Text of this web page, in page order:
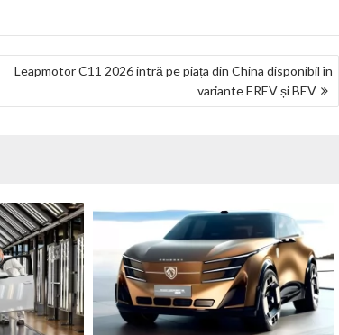
Leapmotor C11 2026 intră pe piața din China disponibil în
variante EREV și BEV